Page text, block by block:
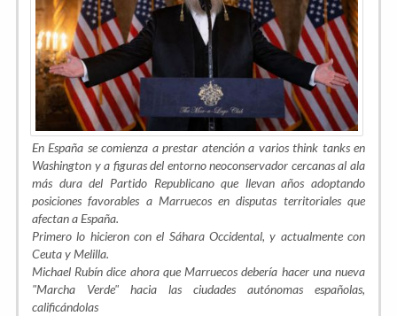
En España se comienza a prestar atención a varios think tanks en
Washington y a figuras del entorno neoconservador cercanas al ala
más dura del Partido Republicano que llevan años adoptando
posiciones favorables a Marruecos en disputas territoriales que
afectan a España.
Primero lo hicieron con el Sáhara Occidental, y actualmente con
Ceuta y Melilla.
Michael Rubín dice ahora que Marruecos debería hacer una nueva
"Marcha Verde" hacia las ciudades autónomas españolas,
calificándolas